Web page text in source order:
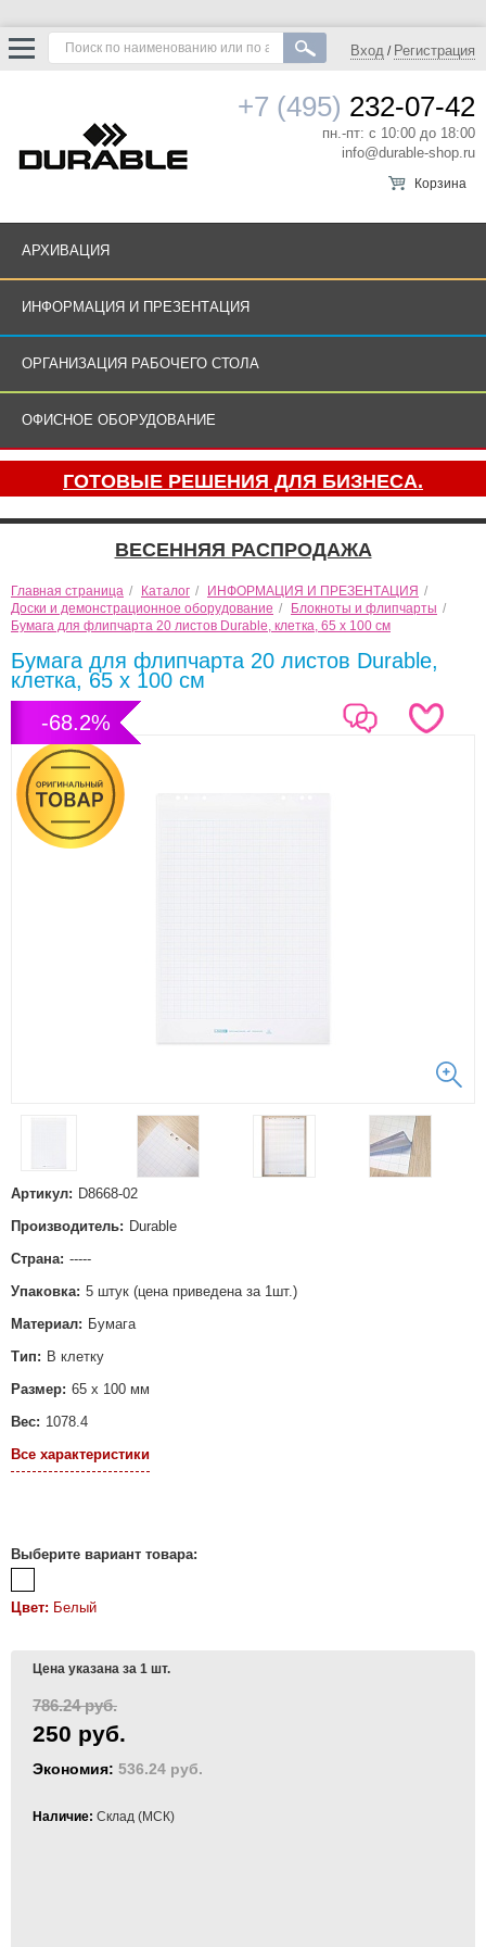
Вход / Регистрация
+7 (495) 232-07-42
пн.-пт: с 10:00 до 18:00
info@durable-shop.ru
Корзина
АРХИВАЦИЯ
ИНФОРМАЦИЯ И ПРЕЗЕНТАЦИЯ
ОРГАНИЗАЦИЯ РАБОЧЕГО СТОЛА
ОФИСНОЕ ОБОРУДОВАНИЕ
ГОТОВЫЕ РЕШЕНИЯ ДЛЯ БИЗНЕСА.
ВЕСЕННЯЯ РАСПРОДАЖА
Главная страница / Каталог / ИНФОРМАЦИЯ И ПРЕЗЕНТАЦИЯ /
Доски и демонстрационное оборудование / Блокноты и флипчарты /
Бумага для флипчарта 20 листов Durable, клетка, 65 х 100 см
Бумага для флипчарта 20 листов Durable,
клетка, 65 х 100 см
-68.2%
Артикул: D8668-02
Производитель: Durable
Страна: -----
Упаковка: 5 штук (цена приведена за 1шт.)
Материал: Бумага
Тип: В клетку
Размер: 65 x 100 мм
Вес: 1078.4
Все характеристики
Выберите вариант товара:
Цвет: Белый
Цена указана за 1 шт.
786.24 руб.
250 руб.
Экономия: 536.24 руб.
Наличие: Склад (МСК)